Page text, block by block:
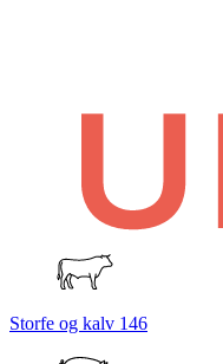
Storfe og kalv 146